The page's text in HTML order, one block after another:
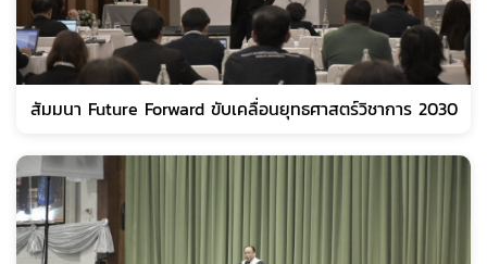
สัมมนา Future Forward ขับเคลื่อนยุทธศาสตร์วิชาการ 2030